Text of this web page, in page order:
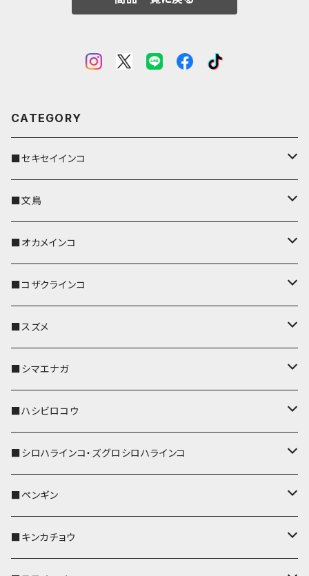
CATEGORY
■セキセイインコ
キーカバー
キーホルダー
パスケース
リール付きストラップ
リールのみ
ストラップ付
IDカードホルダー
キーケース
名刺入れ・カードケース
コインケース
メガネケース
■文鳥
キーカバー
キーホルダー
パスケース
リール付きストラップ
リールのみ
ストラップ付
キーケース
名刺入れ・カードケース
メガネケース
IDカードホルダー
■オカメインコ
キーカバー
キーホルダー
パスケース
IDカードホルダー
リール付きストラップ
リールのみ
ストラップ付
キーケース
名刺入れ・カードケース
■コザクラインコ
キーカバー
キーホルダー
パスケース
リール付きストラップ
リールのみ
ストラップ付
メガネケース
コインケース
■スズメ
キーカバー
キーホルダー
パスケース
リール付きストラップ
リールのみ
ストラップ付
IDカードホルダー
■シマエナガ
キーカバー
キーホルダー
パスケース
IDカードホルダー
■ハシビロコウ
キーカバー
キーホルダー
リール付きストラップ
■シロハラインコ・ズグロシロハラインコ
キーカバー
キーホルダー
■ペンギン
キーカバー
■キンカチョウ